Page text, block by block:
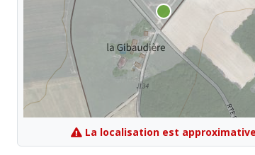
La localisation est approximative